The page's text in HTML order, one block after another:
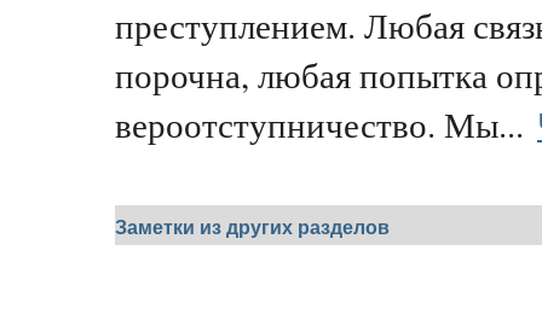
преступлением. Любая
порочна, любая попытка
вероотступничество. Мы...
Заметки из других разделов